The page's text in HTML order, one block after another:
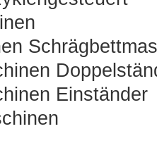
Einständer